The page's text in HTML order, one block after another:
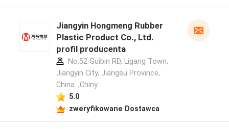
Jiangyin Hongmeng Rubber
Plastic Product Co., Ltd.
profil producenta
No.52 Guibin RD, Ligang Town,
Jiangyin City, Jiangsu Province,
China. ,Chiny
5.0
zweryfikowane Dostawca